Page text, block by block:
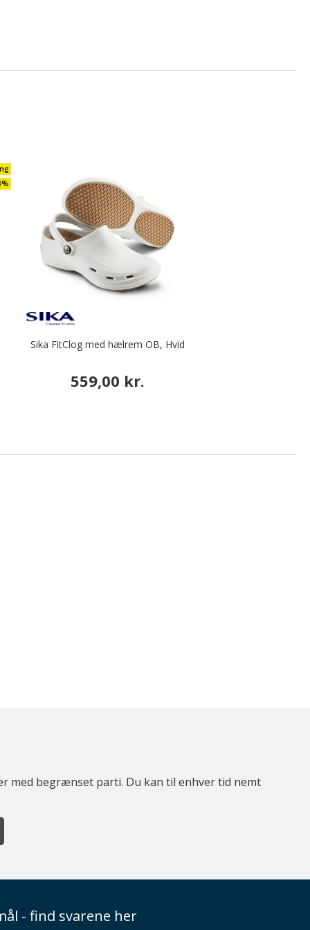
Sika FitClog med hælrem OB, Hvid
559,00 kr.
med begrænset parti. Du kan til enhver tid nemt
- find svarene her